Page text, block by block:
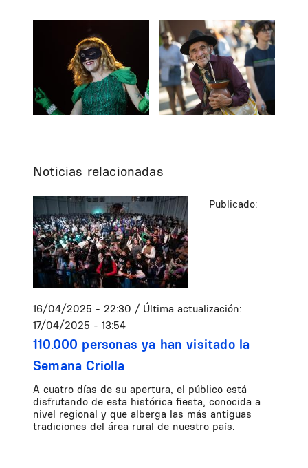
Noticias relacionadas
Publicado:
16/04/2025 - 22:30 / Última actualización:
17/04/2025 - 13:54
110.000 personas ya han visitado la
Semana Criolla
A cuatro días de su apertura, el público está
disfrutando de esta histórica fiesta, conocida a
nivel regional y que alberga las más antiguas
tradiciones del área rural de nuestro país.